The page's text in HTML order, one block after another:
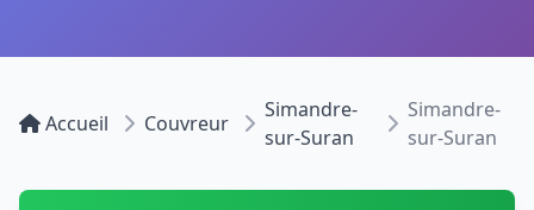
Accueil Couvreur
Simandre-
sur-Suran
Simandre-
sur-Suran